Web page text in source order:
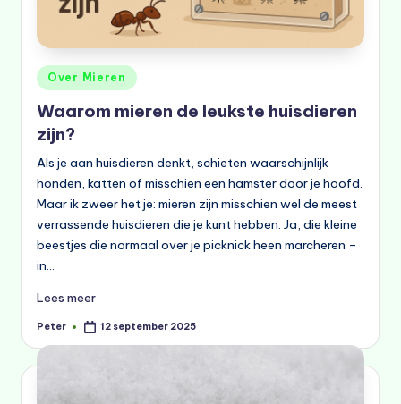
Geplaatst
in
Over Mieren
Waarom mieren de leukste huisdieren
zijn?
Als je aan huisdieren denkt, schieten waarschijnlijk
honden, katten of misschien een hamster door je hoofd.
Maar ik zweer het je: mieren zijn misschien wel de meest
verrassende huisdieren die je kunt hebben. Ja, die kleine
beestjes die normaal over je picknick heen marcheren –
in…
Lees meer
Geplaatst
Peter 12 september 2025